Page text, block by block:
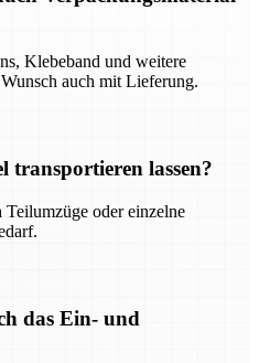
Klebeband und weitere
auch mit Lieferung.
lassen?
oder einzelne
das Ein- und